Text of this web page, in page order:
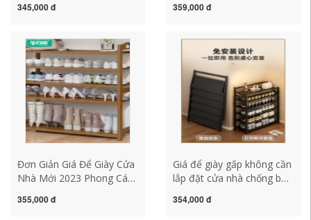
tầng đẹp trong nhà ký túc
mới 2023 hot kệ shop giày
dép thanh lý kệ để giầy
thông minh
345,000 đ
tủ giày không cần lắp đặt
kệ giày treo tường kệ bán
giày dép
359,000 đ
Đơn Giản Giá Để Giày Cửa
Nhà Mới 2023 Phong Cách
Nhà Nhiều Tầng Giá Để
355,000 đ
Giá để giày gấp không cần
lắp đặt cửa nhà chống bụi
nhà kinh tế tủ giày nhỏ
354,000 đ